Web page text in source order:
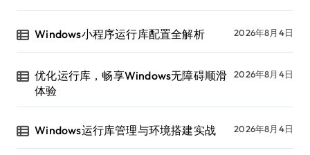
Windows小程序运行库配置全解析 2026年8月4日
优化运行库，畅享Windows无障碍顺滑
体验
2026年8月4日
Windows运行库管理与环境搭建实战 2026年8月4日